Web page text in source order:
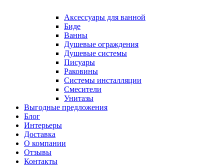
Аксессуары для ванной
Биде
Ванны
Душевые ограждения
Душевые системы
Писуары
Раковины
Системы инсталляции
Смесители
Унитазы
Выгодные предложения
Блог
Интерьеры
Доставка
О компании
Отзывы
Контакты